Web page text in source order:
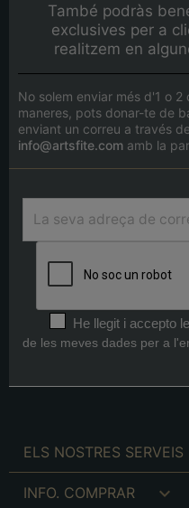
També podràs
exclusives per a
realitzem en
No solem enviar més d'1 o
maneres, pots donar-te de
enviant un correu a través
info@artsfite.com amb la
He llegit i accepto
de les meves dades per a
ELS NOSTRES SERVEIS
INFO. COMPRAR 